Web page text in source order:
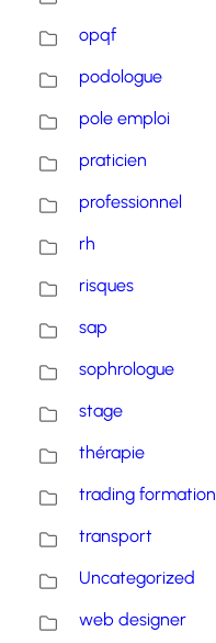
opqf
podologue
pole emploi
praticien
professionnel
rh
risques
sap
sophrologue
stage
thérapie
trading formation
transport
Uncategorized
web designer